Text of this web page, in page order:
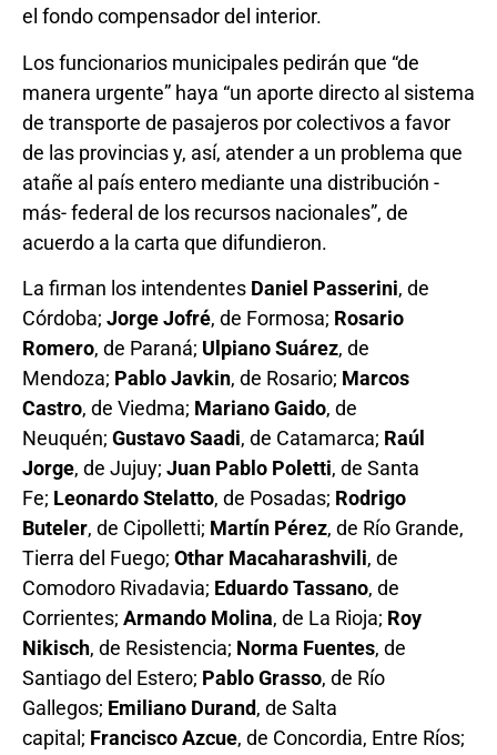
el fondo compensador del interior.
Los funcionarios municipales pedirán que “de
manera urgente” haya “un aporte directo al sistema
de transporte de pasajeros por colectivos a favor
de las provincias y, así, atender a un problema que
atañe al país entero mediante una distribución -
más- federal de los recursos nacionales”, de
acuerdo a la carta que difundieron.
La firman los intendentes Daniel Passerini, de
Córdoba; Jorge Jofré, de Formosa; Rosario
Romero, de Paraná; Ulpiano Suárez, de
Mendoza; Pablo Javkin, de Rosario; Marcos
Castro, de Viedma; Mariano Gaido, de
Neuquén; Gustavo Saadi, de Catamarca; Raúl
Jorge, de Jujuy; Juan Pablo Poletti, de Santa
Fe; Leonardo Stelatto, de Posadas; Rodrigo
Buteler, de Cipolletti; Martín Pérez, de Río Grande,
Tierra del Fuego; Othar Macaharashvili, de
Comodoro Rivadavia; Eduardo Tassano, de
Corrientes; Armando Molina, de La Rioja; Roy
Nikisch, de Resistencia; Norma Fuentes, de
Santiago del Estero; Pablo Grasso, de Río
Gallegos; Emiliano Durand, de Salta
capital; Francisco Azcue, de Concordia, Entre Ríos;